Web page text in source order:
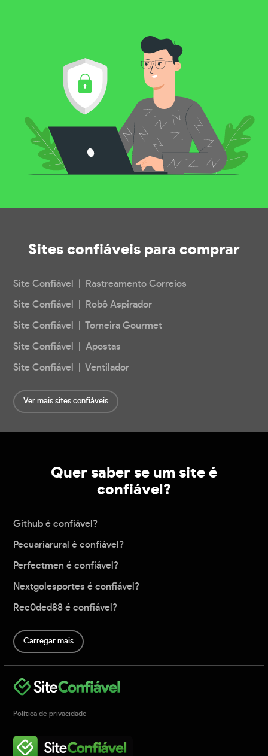
Sites confiáveis para comprar
Site Confiável | Rastreamento Correios
Site Confiável | Robô Aspirador
Site Confiável | Torneira Gourmet
Site Confiável | Apostas
Site Confiável | Ventilador
Ver mais sites confiáveis
Quer saber se um site é
confiável?
Github é confiável?
Pecuariarural é confiável?
Perfectmen é confiável?
Nextgolesportes é confiável?
Rec0ded88 é confiável?
Carregar mais
Política de privacidade